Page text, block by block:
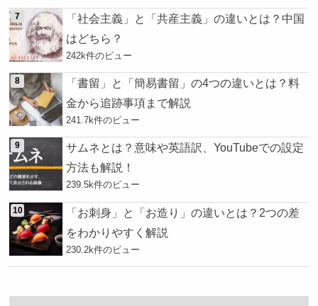
「社会主義」と「共産主義」の違いとは？中国
はどちら？
242k件のビュー
「書留」と「簡易書留」の4つの違いとは？料
金から追跡事項まで解説
241.7k件のビュー
サムネとは？意味や英語訳、YouTubeでの設定
方法も解説！
239.5k件のビュー
「お刺身」と「お造り」の違いとは？2つの差
をわかりやすく解説
230.2k件のビュー